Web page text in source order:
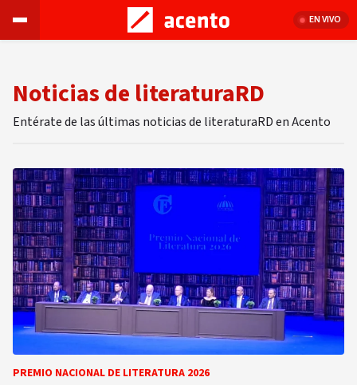
EN VIVO
Noticias de literaturaRD
Entérate de las últimas noticias de literaturaRD en Acento
PREMIO NACIONAL DE LITERATURA 2026